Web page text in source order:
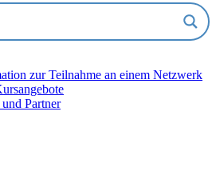
zur Teilnahme an einem Netzwerk
Partner